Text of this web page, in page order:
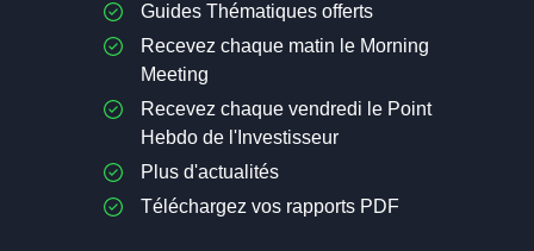
Guides Thématiques offerts
Recevez chaque matin le Morning
Meeting
Recevez chaque vendredi le Point
Hebdo de l'Investisseur
Plus d'actualités
Téléchargez vos rapports PDF